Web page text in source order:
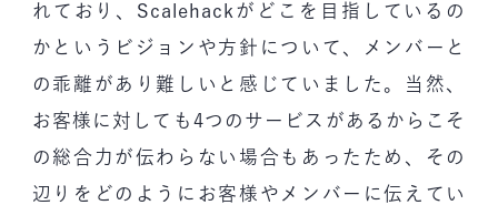
れており、Scalehackがどこを目指しているの
かというビジョンや方針について、メンバーと
の乖離があり難しいと感じていました。当然、
お客様に対しても4つのサービスがあるからこそ
の総合力が伝わらない場合もあったため、その
辺りをどのようにお客様やメンバーに伝えてい